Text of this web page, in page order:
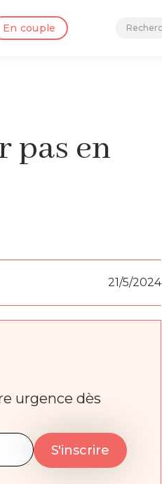
En couple
pas en
21/5/2024
urgence dès